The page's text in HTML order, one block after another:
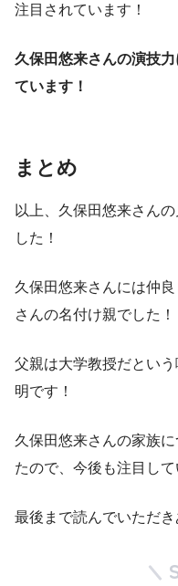
注目されています！
久保田悠来さんの演技
ています！
まとめ
以上、久保田悠来さん
した！
久保田悠来さんには仲
さんの名付け親でした！
父親は大学教授だとい
明です！
久保田悠来さんの家族
たので、今後も注目し
最後まで読んでいただき